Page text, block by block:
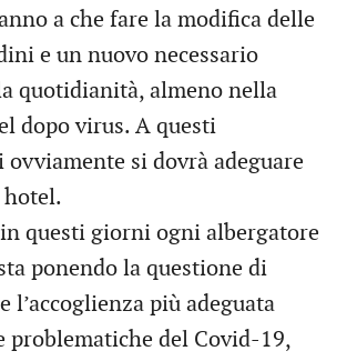
a che fare la modifica delle
e un nuovo necessario
quotidianità, almeno nella
dopo virus. A questi
ovviamente si dovrà adeguare
questi giorni ogni albergatore
ponendo la questione di
l’accoglienza più adeguata
problematiche del Covid-19,